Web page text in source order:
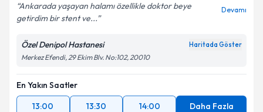
Ankarada yaşayan halamı özellikle doktor beye
getirdim bir stent ve...
Devamı
Özel Denipol Hastanesi Haritada Göster
Merkez Efendi, 29 Ekim Blv. No:102, 20010
En Yakın Saatler
13:00
13:30 14:00 Daha Fazla